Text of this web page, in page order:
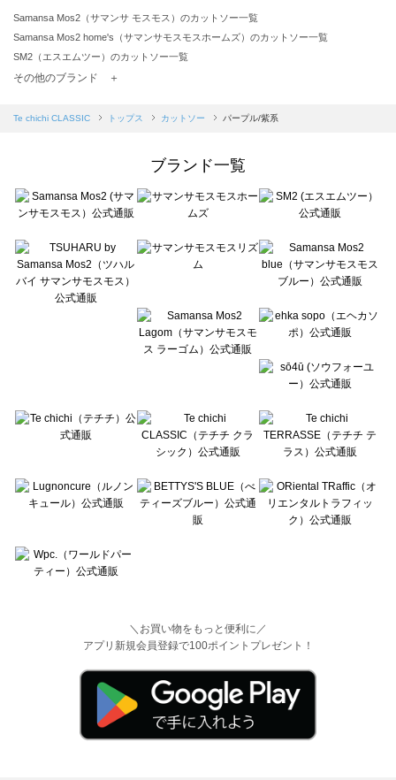
Samansa Mos2（サマンサ モスモス）のカットソー一覧
Samansa Mos2 home's（サマンサモスモスホームズ）のカットソー一覧
SM2（エスエムツー）のカットソー一覧
TSUHARU by Samansa Mos2（ツハルバイサマンサモスモス）のカットソー一覧
Samansa Mos2 blue（サマンサモスモス ブルー）のカットソー一覧
sō4ū（ソウフォーユー）のカットソー一覧
Te chichi（テチチ）のカットソー一覧
Te chichi CLASSIC（テチチ クラシック）のカットソー一覧
Lugnoncure（ルノンキュール）のカットソー一覧
BETTY'S BLUE（べティーズブルー）のカットソー一覧
Wpc.（ワールドパーティー）のカットソー一覧
その他のブランド ＋
Te chichi CLASSIC トップス カットソー パープル/紫系
ブランド一覧
＼お買い物をもっと便利に／
アプリ新規会員登録で100ポイントプレゼント！